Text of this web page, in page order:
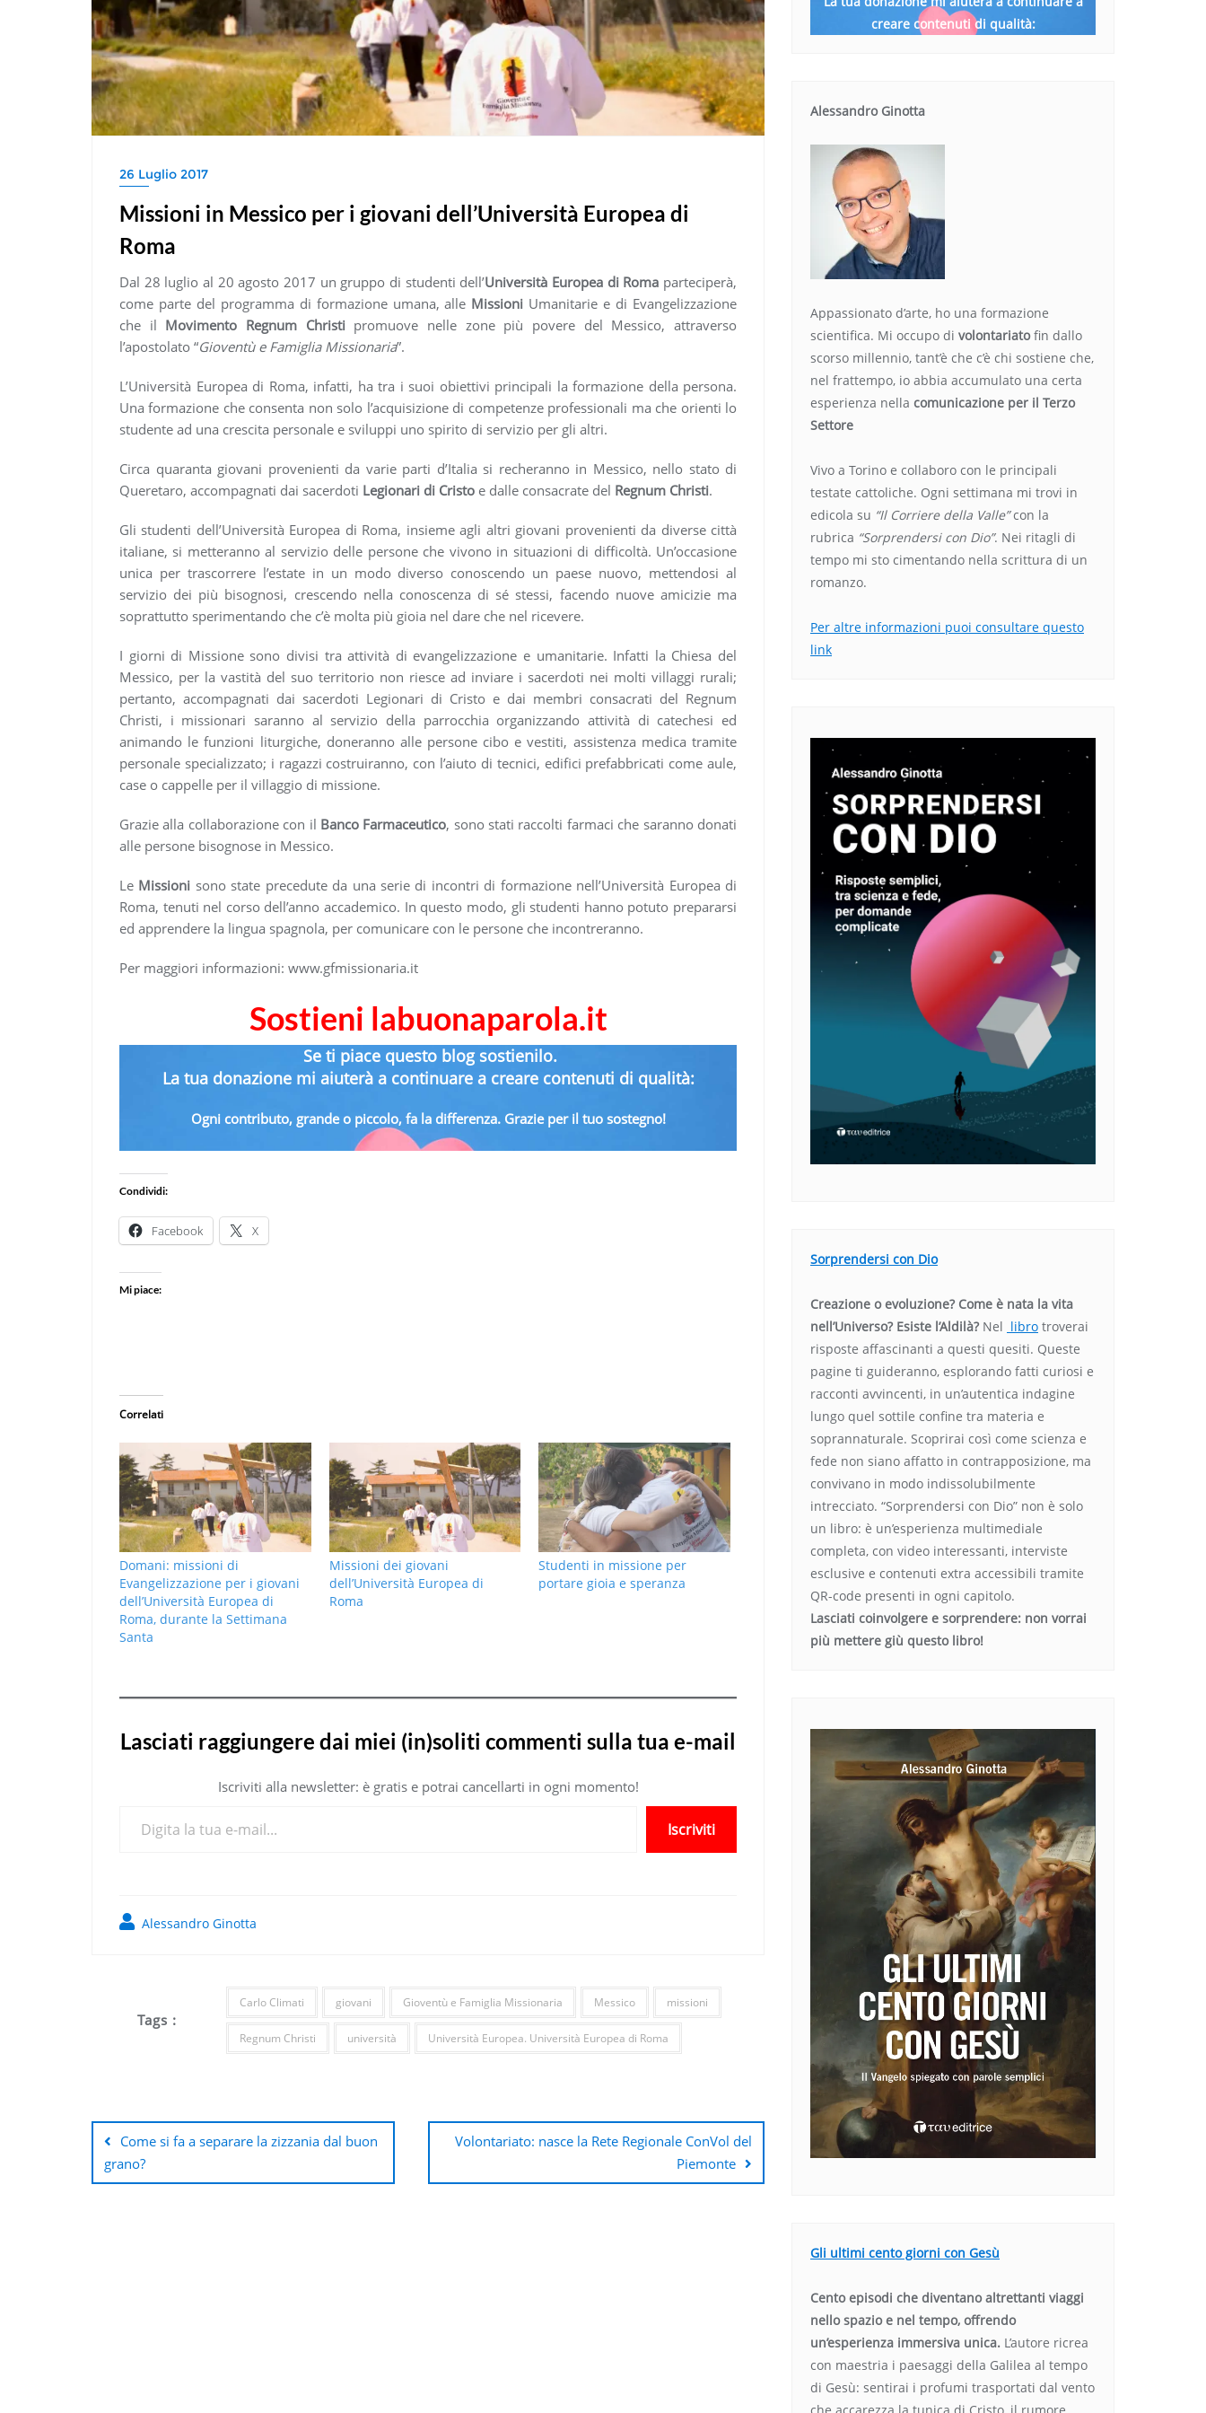
26 Luglio 2017
Missioni in Messico per i giovani dell’Università Europea di
Roma
Dal 28 luglio al 20 agosto 2017 un gruppo di studenti dell’Università Europea di Roma parteciperà,
come parte del programma di formazione umana, alle Missioni Umanitarie e di Evangelizzazione
che il Movimento Regnum Christipromuove nelle zone più povere del Messico, attraverso
l’apostolato “Gioventù e Famiglia Missionaria”.
L’Università Europea di Roma, infatti, ha tra i suoi obiettivi principali la formazione della persona.
Una formazione che consenta non solo l’acquisizione di competenze professionali ma che orienti lo
studente ad una crescita personale e sviluppi uno spirito di servizio per gli altri.
Circa quaranta giovani provenienti da varie parti d’Italia si recheranno in Messico, nello stato di
Queretaro, accompagnati dai sacerdoti Legionari di Cristo e dalle consacrate del Regnum Christi.
Gli studenti dell’Università Europea di Roma, insieme agli altri giovani provenienti da diverse città
italiane, si metteranno al servizio delle persone che vivono in situazioni di difficoltà. Un’occasione
unica per trascorrere l’estate in un modo diverso conoscendo un paese nuovo, mettendosi al
servizio dei più bisognosi, crescendo nella conoscenza di sé stessi, facendo nuove amicizie ma
soprattutto sperimentando che c’è molta più gioia nel dare che nel ricevere.
I giorni di Missione sono divisi tra attività di evangelizzazione e umanitarie. Infatti la Chiesa del
Messico, per la vastità del suo territorio non riesce ad inviare i sacerdoti nei molti villaggi rurali;
pertanto, accompagnati dai sacerdoti Legionari di Cristo e dai membri consacrati del Regnum
Christi, i missionari saranno al servizio della parrocchia organizzando attività di catechesi ed
animando le funzioni liturgiche, doneranno alle persone cibo e vestiti, assistenza medica tramite
personale specializzato; i ragazzi costruiranno, con l’aiuto di tecnici, edifici prefabbricati come aule,
case o cappelle per il villaggio di missione.
Grazie alla collaborazione con il Banco Farmaceutico, sono stati raccolti farmaci che saranno donati
alle persone bisognose in Messico.
Le Missioni sono state precedute da una serie di incontri di formazione nell’Università Europea di
Roma, tenuti nel corso dell’anno accademico. In questo modo, gli studenti hanno potuto prepararsi
ed apprendere la lingua spagnola, per comunicare con le persone che incontreranno.
Per maggiori informazioni: www.gfmissionaria.it
Sostieni labuonaparola.it
Se ti piace questo blog sostienilo.
La tua donazione mi aiuterà a continuare a creare contenuti di qualità:
Ogni contributo, grande o piccolo, fa la differenza. Grazie per il tuo sostegno!
Condividi:
Facebook X
Mi piace:
Correlati
Domani: missioni di
Evangelizzazione per i giovani
dell’Università Europea di
Roma, durante la Settimana
Santa
Missioni dei giovani
dell’Università Europea di
Roma
Studenti in missione per
portare gioia e speranza
Lasciati raggiungere dai miei (in)soliti commenti sulla tua e-mail
Iscriviti alla newsletter: è gratis e potrai cancellarti in ogni momento!
Iscriviti
Alessandro Ginotta
Tags :
Carlo Climati giovani Gioventù e Famiglia Missionaria Messico missioni
Regnum Christi università Università Europea. Università Europea di Roma
articoli
Come si fa a separare la zizzania dal buon
grano?
Volontariato: nasce la Rete Regionale ConVol del
Piemonte
creare contenuti di qualità:
Alessandro Ginotta
Appassionato d’arte, ho una formazione
scientifica. Mi occupo di volontariatofin dallo
scorso millennio, tant’è che c’è chi sostiene che,
nel frattempo, io abbia accumulato una certa
esperienza nella comunicazione per il Terzo
Settore
Vivo a Torino e collaboro con le principali
testate cattoliche. Ogni settimana mi trovi in
edicola su “Il Corriere della Valle”con la
rubrica “Sorprendersi con Dio”. Nei ritagli di
tempo mi sto cimentando nella scrittura di un
romanzo.
Per altre informazioni puoi consultare questo
link
Sorprendersi con Dio
Creazione o evoluzione? Come è nata la vita
nell’Universo? Esiste l’Aldilà? Nel libro troverai
risposte affascinanti a questi quesiti. Queste
pagine ti guideranno, esplorando fatti curiosi e
racconti avvincenti, in un’autentica indagine
lungo quel sottile confine tra materia e
soprannaturale. Scoprirai così come scienza e
fede non siano affatto in contrapposizione, ma
convivano in modo indissolubilmente
intrecciato. “Sorprendersi con Dio” non è solo
un libro: è un’esperienza multimediale
completa, con video interessanti, interviste
esclusive e contenuti extra accessibili tramite
QR-code presenti in ogni capitolo.
Lasciati coinvolgere e sorprendere: non vorrai
più mettere giù questo libro!
Gli ultimi cento giorni con Gesù
Cento episodi che diventano altrettanti viaggi
nello spazio e nel tempo, offrendo
un’esperienza immersiva unica. L’autore ricrea
con maestria i paesaggi della Galilea al tempo
di Gesù: sentirai i profumi trasportati dal vento
che accarezza la tunica di Cristo, il rumore